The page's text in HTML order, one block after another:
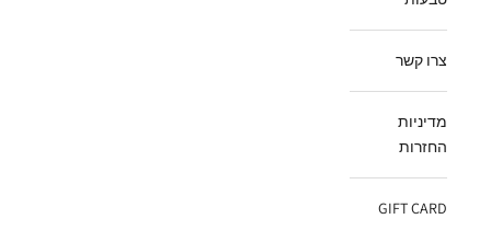
צרו קשר
מדיניות
החזרות
GIFT CARD